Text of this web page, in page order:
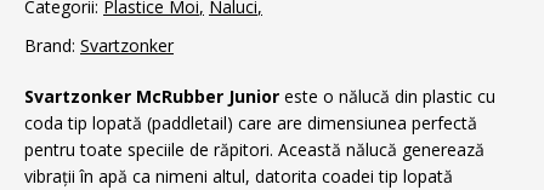
Categorii: Plastice Moi Naluci
Brand: Svartzonker
Svartzonker McRubber Junior este o nălucă din plastic cu
coda tip lopată (paddletail) care are dimensiunea perfectă
pentru toate speciile de răpitori. Această nălucă generează
vibrații în apă ca nimeni altul, datorita coadei tip lopată